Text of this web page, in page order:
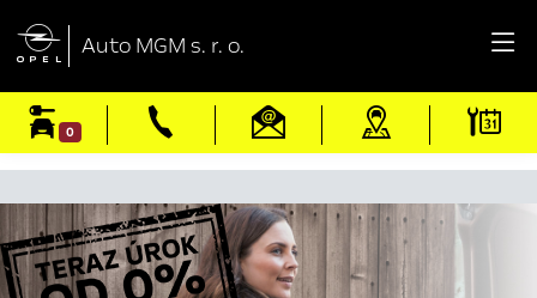
 Auto MGM s. r. o.
0